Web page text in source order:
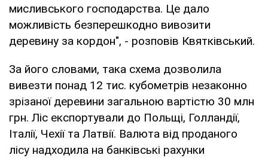
мисливського господарства. Це дало
можливість безперешкодно вивозити
деревину за кордон", - розповів Квятківський.
За його словами, така схема дозволила
вивезти понад 12 тис. кубометрів незаконно
зрізаної деревини загальною вартістю 30 млн
грн. Ліс експортували до Польщі, Голландії,
Італії, Чехії та Латвії. Валюта від проданого
лісу надходила на банківські рахунки